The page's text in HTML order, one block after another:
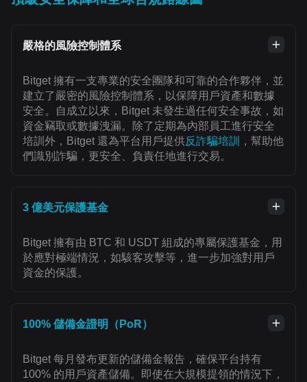
嚴格的風險控制體系
Bitget 擁有一支專業的安全團隊和可靠的合作夥伴，並
建立了嚴密的風險控制體系，以保障用戶資產和數據
安全。自成立以來，Bitget 未發生過任何安全事故，如
資金竊取或數據洩漏。除了定期為內部員工進行安全
培訓外，Bitget 還為平台用戶提供反詐騙培訓
，幫助他
們識別詐騙，更安全、負責任地進行交易。
3 億美元保護基金
Bitget 擁有由 BTC 和 USDT 組成的專屬保護基金，用
於應對極端情況，如駭客攻擊等，進一步加強對用戶
資金的保護。
100% 儲備金證明（PoR）
Bitget 每月發布更新的儲備金報告，確保平台持有
100% 的用戶資產儲備。即使在大規模提領的情況下，